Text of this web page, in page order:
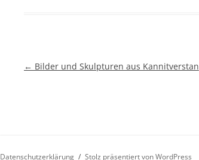
Beitragsnavigation
← Bilder und Skulpturen aus Kannitverstan
Datenschutzerklärung Stolz präsentiert von WordPress